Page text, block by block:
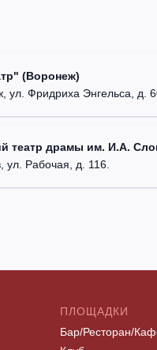
(Воронеж)
ул. Фридриха Энгельса, д.
театр драмы им. И.А.
ул. Рабочая, д. 116.
ПЛОЩАДКИ
Бар/Ресторан/